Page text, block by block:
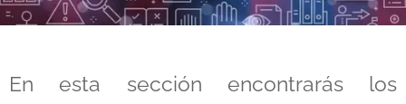
En esta sección encontrarás los